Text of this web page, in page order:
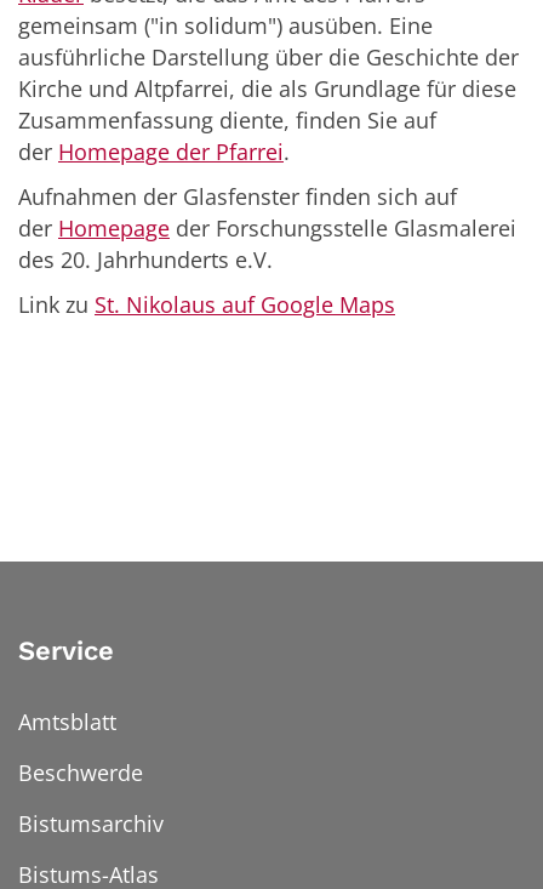
gemeinsam ("in solidum") ausüben. Eine
ausführliche Darstellung über die Geschichte der
Kirche und Altpfarrei, die als Grundlage für diese
Zusammenfassung diente, finden Sie auf
der Homepage der Pfarrei.
Aufnahmen der Glasfenster finden sich auf
der Homepage der Forschungsstelle Glasmalerei
des 20. Jahrhunderts e.V.
Link zu St. Nikolaus auf Google Maps
Service
Amtsblatt
Beschwerde
Bistumsarchiv
Bistums-Atlas